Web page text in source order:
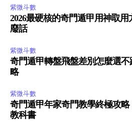
紫微斗數
2026最硬核的奇門遁甲用神取
廢話
紫微斗數
奇門遁甲轉盤飛盤差別怎麼選不
略
紫微斗數
奇門遁甲年家奇門教學終極攻
教科書